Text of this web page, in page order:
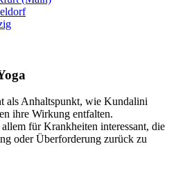
als Anhaltspunkt, wie Kundalini
ihre Wirkung entfalten.
für Krankheiten interessant, die
oder Überforderung zurück zu